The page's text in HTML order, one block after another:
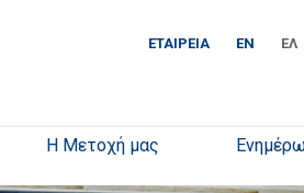
ΕΤΑΙΡΕΊΑ EN ΕΛ
Η Μετοχή μας